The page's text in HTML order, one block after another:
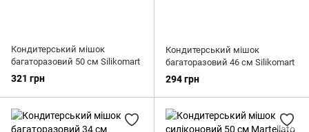
Кондитерський мішок
багаторазовий 50 см Silikomart
321 грн
Кондитерський мішок
багаторазовий 46 см Silikomart
294 грн